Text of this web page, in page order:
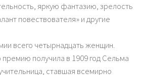
яркую фантазию, зрелость
повествователя» и другие
всего четырнадцать женщин.
получила в 1909 год Сельма
ставшая всемирно